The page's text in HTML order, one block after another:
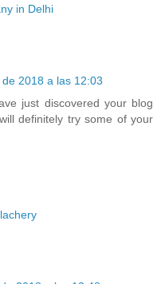
in Delhi
2018 a las 12:03
just discovered your blog
definitely try some of your